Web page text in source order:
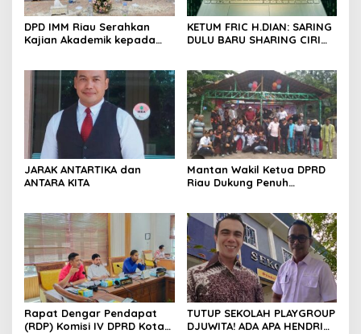
DPD IMM Riau Serahkan
Kajian Akademik kepada
KETUM FRIC H.DIAN: SARING
DULU BARU SHARING CIRI
JARAK ANTARTIKA dan
ANTARA KITA
Mantan Wakil Ketua DPRD
Riau Dukung Penuh
Kabupaten Kepulauan
Meranti
Rapat Dengar Pendapat
(RDP) Komisi IV DPRD Kota
TUTUP SEKOLAH PLAYGROUP
DJUWITA! ADA APA HENDRI